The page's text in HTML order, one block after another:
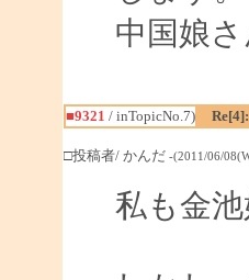
中国娘
■9321 / inTopicNo.7)
□投稿者/ かんだ -(2011/06/
私も金池